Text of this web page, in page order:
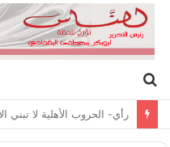
عن
رأي- الحروب الأهلية لا تبني